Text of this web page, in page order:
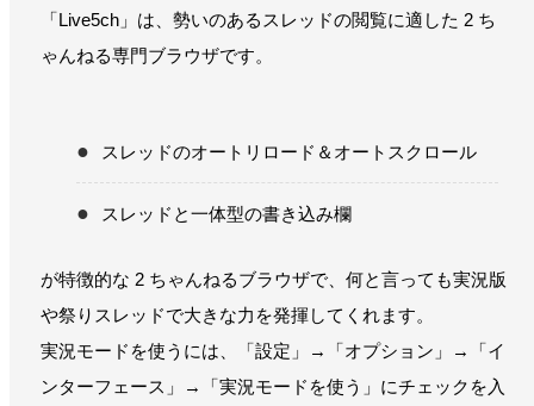
「Live5ch」は、勢いのあるスレッドの閲覧に適した 2 ち
ゃんねる専門ブラウザです。
スレッドのオートリロード＆オートスクロール
スレッドと一体型の書き込み欄
が特徴的な 2 ちゃんねるブラウザで、何と言っても実況版
や祭りスレッドで大きな力を発揮してくれます。
実況モードを使うには、「設定」→「オプション」→「イ
ンターフェース」→「実況モードを使う」にチェックを入